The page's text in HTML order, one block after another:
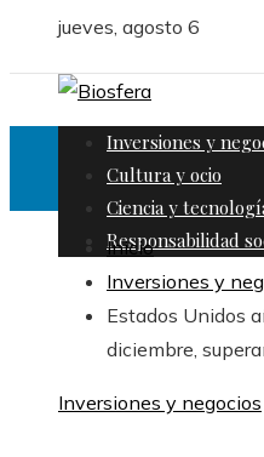
jueves, agosto 6
Inversiones y
Cultura y ocio
Ciencia y
Responsabilidad
Inicio
Inversiones y
Estados Unidos
diciembre,
Inversiones y negocios